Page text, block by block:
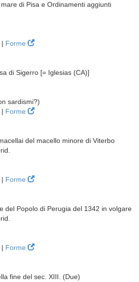
di Pisa e Ordinamenti aggiunti
| Forme
di Sigerro [= Iglesias (CA)]
sardismi?)
| Forme
del macello minore di Viterbo
| Forme
del Popolo di Perugia del 1342 in volgare
| Forme
fine del sec. XIII. (Due)